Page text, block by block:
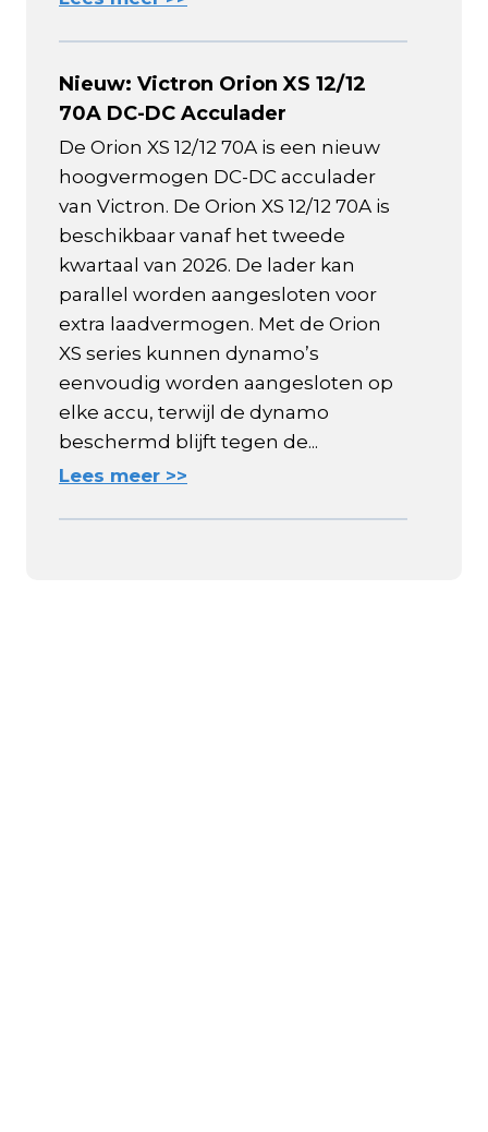
Nieuw: Victron Orion XS 12/12
70A DC-DC Acculader
De Orion XS 12/12 70A is een nieuw
hoogvermogen DC-DC acculader
van Victron. De Orion XS 12/12 70A is
beschikbaar vanaf het tweede
kwartaal van 2026. De lader kan
parallel worden aangesloten voor
extra laadvermogen. Met de Orion
XS series kunnen dynamo’s
eenvoudig worden aangesloten op
elke accu, terwijl de dynamo
beschermd blijft tegen de...
Lees meer >>